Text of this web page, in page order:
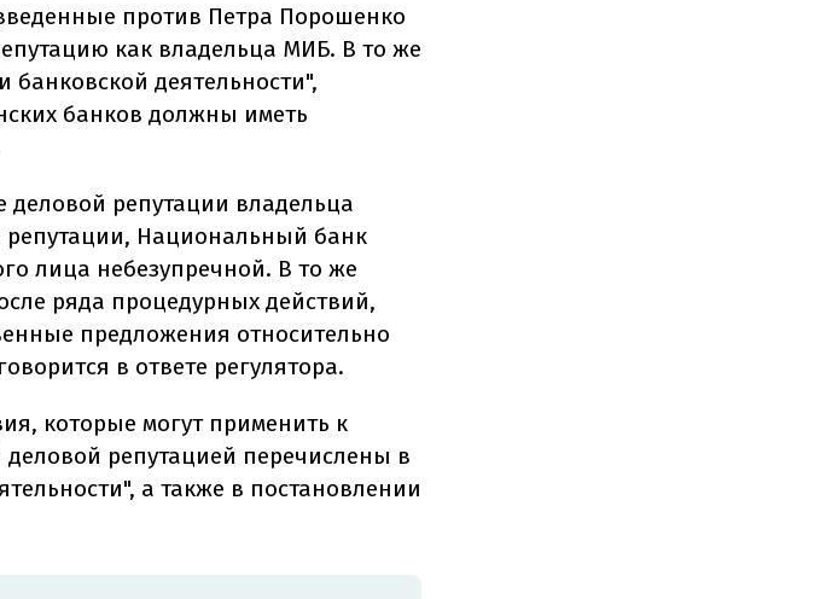
против Петра Порошенко
как владельца МИБ. В то же
банковской деятельности",
банков должны иметь
репутации владельца
репутации, Национальный банк
лица небезупречной. В то же
ряда процедурных действий,
предложения относительно
в ответе регулятора.
которые могут применить к
репутацией перечислены в
а также в постановлении